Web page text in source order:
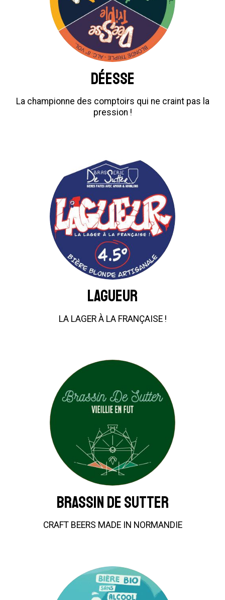
Déesse
La championne des comptoirs qui ne craint pas la
pression !
LAGUEUR
LA LAGER À LA FRANÇAISE !
Brassin De Sutter
CRAFT BEERS MADE IN NORMANDIE